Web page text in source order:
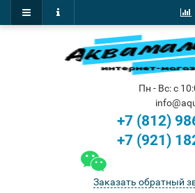
Пн - Вс: с
+7 (812)
+7 (921)
Заказать обратный